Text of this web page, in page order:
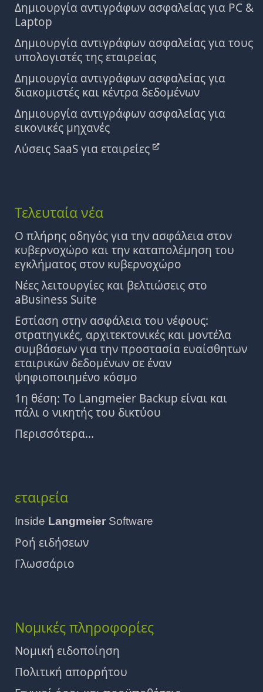
Δημιουργία αντιγράφων ασφαλείας για PC &
Laptop
Δημιουργία αντιγράφων ασφαλείας για τους
υπολογιστές της εταιρείας
Δημιουργία αντιγράφων ασφαλείας για
διακομιστές και κέντρα δεδομένων
Δημιουργία αντιγράφων ασφαλείας για
εικονικές μηχανές
Λύσεις SaaS για εταιρείες
Τελευταία νέα
Ο πλήρης οδηγός για την ασφάλεια στον
κυβερνοχώρο και την καταπολέμηση του
εγκλήματος στον κυβερνοχώρο
Νέες λειτουργίες και βελτιώσεις στο
aBusiness Suite
Εστίαση στην ασφάλεια του νέφους:
στρατηγικές, αρχιτεκτονικές και μοντέλα
συμβάσεων για την προστασία ευαίσθητων
εταιρικών δεδομένων σε έναν
ψηφιοποιημένο κόσμο
1η θέση: Το Langmeier Backup είναι και
πάλι ο νικητής του δικτύου
Περισσότερα...
εταιρεία
Inside Langmeier Software
Ροή ειδήσεων
Γλωσσάριο
Νομικές πληροφορίες
Νομική ειδοποίηση
Πολιτική απορρήτου